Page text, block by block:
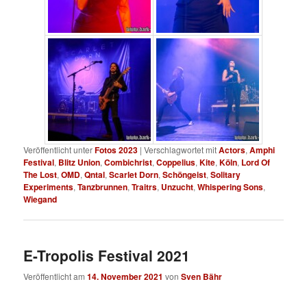
Veröffentlicht unterFotos 2023 |Verschlagwortet mitActors,Amphi
Festival, Blitz Union,Combichrist,Coppelius,Kite,Köln, Lord Of
The Lost,OMD,Qntal,Scarlet Dorn,Schöngeist,Solitary
Experiments,Tanzbrunnen,Traitrs, Unzucht,Whispering Sons,
Wiegand
E-Tropolis Festival 2021
Veröffentlicht am14. November 2021 vonSven Bähr